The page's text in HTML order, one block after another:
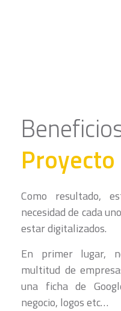
Como resultado,
necesidad de cada
estar digitalizados.
En primer lugar,
multitud de
una ficha de
negocio, logos etc…
Proyecto